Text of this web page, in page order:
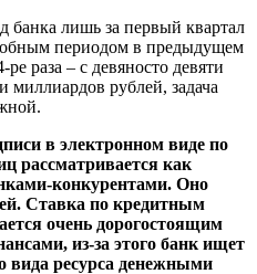
банка лишь за первый квартал
периодом в предыдущем
раза – с девяносто девяти
миллиардов рублей, задача
в электронном виде по
рассматривается как
конкурентами. Оно
Ставка по кредитным
очень дорогостоящим
из-за этого банк ищет
вида ресурса денежными